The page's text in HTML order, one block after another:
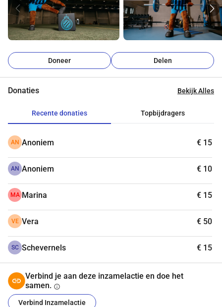
Steun Bibi in zijn missie! Toon je blauw-zwart hart, doneer
nu, en help ons de finish te halen en te Bluvn Goan! Of loop
zelf een stukje mee en laat zien dat de Clubfamilie samen
1891!
Doneer Delen
Donaties Bekijk Alles
Recente donaties Topbijdragers
AN Anoniem € 15
AN Anoniem € 10
MA Marina € 15
VE Vera € 50
SC Schevernels € 15
Verbind je aan deze inzamelactie en doe het
samen. info
Verbind Inzamelactie